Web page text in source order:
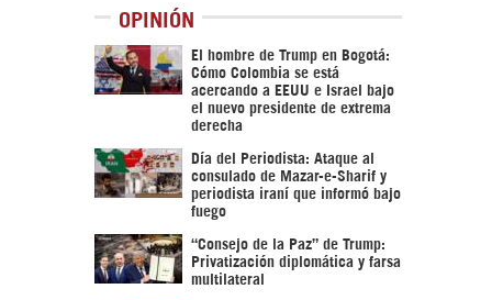
OPINIÓN
El hombre de Trump en Bogotá:
Cómo Colombia se está
acercando a EEUU e Israel bajo
el nuevo presidente de extrema
derecha
Día del Periodista: Ataque al
consulado de Mazar-e-Sharif y
periodista iraní que informó bajo
fuego
“Consejo de la Paz” de Trump:
Privatización diplomática y farsa
multilateral